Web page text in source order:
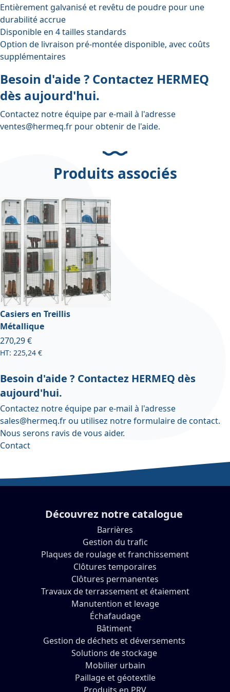
Entièrement galvanisé et revêtu de poudre pour une
durabilité accrue
Disponible en 4 tailles standards
Option de livraison pré-montée disponible, avec coûts
supplémentaires
Besoin d'aide ? Contactez HERMEQ
dès aujourd'hui.
Contactez notre équipe par e-mail à l'adresse
ventes@hermeq.fr pour obtenir de l'aide.
Produits associés
Casiers en Treillis
Métallique
À partir de
270,29 €
225,24 €
Besoin d'aide ? Contactez HERMEQ dès
aujourd'hui.
Contactez notre équipe par e-mail à l'adresse
sales@hermeq.frou utilisez notreformulaire de contact.
Nous serons ravis de vous aider.
Contact
Découvrez notre catalogue
Barrières
Gestion du trafic
Plaques de roulage et franchissement
Clôtures temporaires
Clôtures permanentes
Travaux de terrassement et étaiement
Manutention et levage
Échafaudage
Bâtiment
Gestion de déchets et déversements
Solutions de stockage
Mobilier urbain
Paillage et géotextile